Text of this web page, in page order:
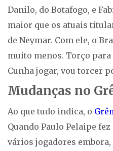
Danilo, do Botafogo, e
maior que os atuais
de Neymar. Com ele, o
muito menos. Torço
Cunha jogar, vou torcer
Mudanças no
Ao que tudo indica, o
Quando Paulo Pelaipe
vários jogadores